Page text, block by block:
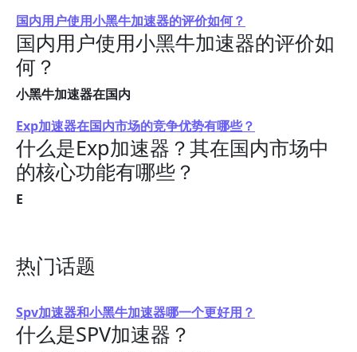
国内用户使用小黑牛加速器的评价如何？
国内用户使用小黑牛加速器的评价如
何？
小黑牛加速器在国内
Exp加速器在国内市场的竞争优势有哪些？
什么是Exp加速器？其在国内市场中
的核心功能有哪些？
E
热门话题
Spv加速器和小黑牛加速器哪一个更好用？
什么是SPV加速器？